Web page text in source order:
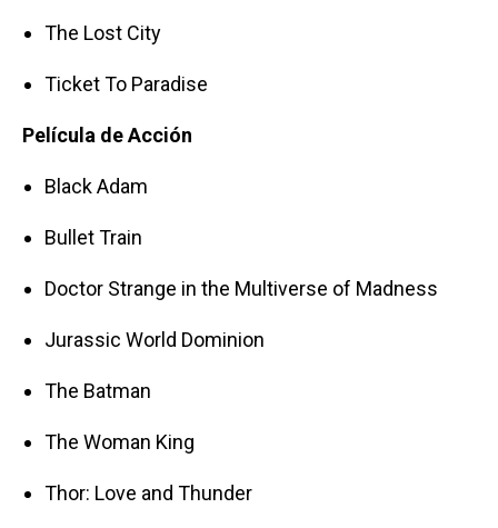
The Lost City
Ticket To Paradise
Película de Acción
Black Adam
Bullet Train
Doctor Strange in the Multiverse of Madness
Jurassic World Dominion
The Batman
The Woman King
Thor: Love and Thunder